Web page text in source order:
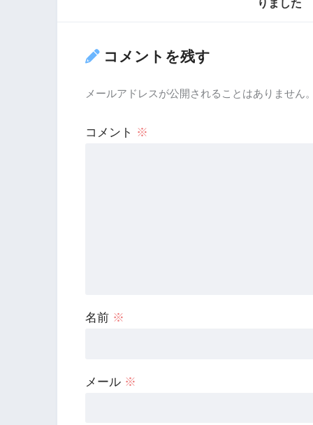
りました
コメントを残す
メールアドレスが公開されることはありません
コメント ※
名前 ※
メール ※